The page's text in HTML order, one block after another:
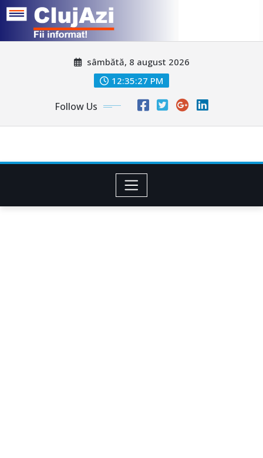
sâmbătă, 8 august 2026
12:35:29 PM
Follow Us